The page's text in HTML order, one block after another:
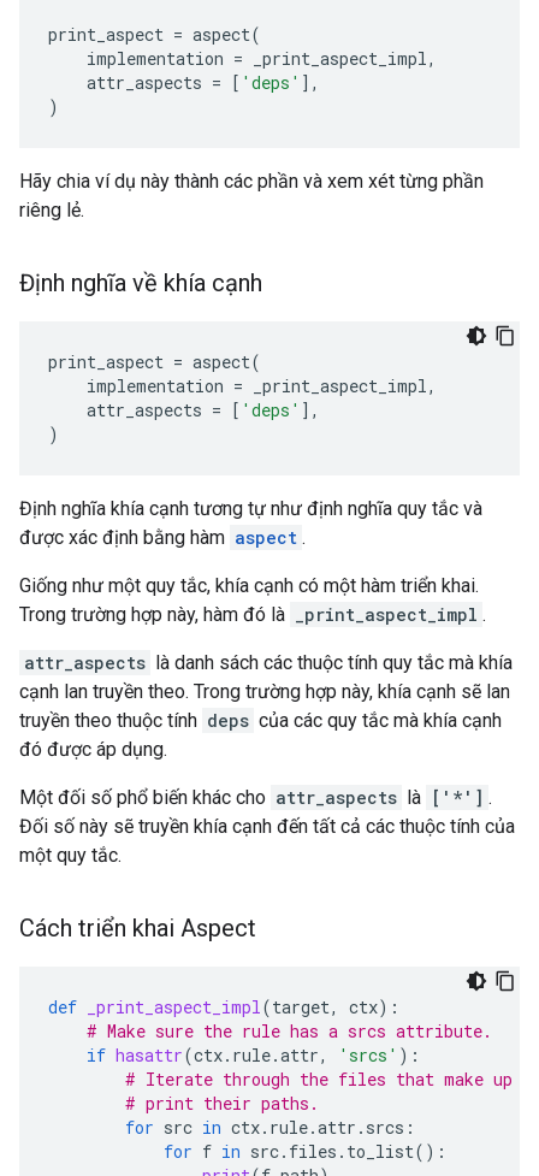
print_aspect = aspect(
implementation = _print_aspect_impl,
attr_aspects = [ 'deps' ],
)
Hãy chia ví dụ này thành các phần và xem xét từng phần
riêng lẻ.
Định nghĩa về khía cạnh
print_aspect = aspect(
implementation = _print_aspect_impl,
attr_aspects = [ 'deps' ],
)
Định nghĩa khía cạnh tương tự như định nghĩa quy tắc và
được xác định bằng hàm aspect .
Giống như một quy tắc, khía cạnh có một hàm triển khai.
Trong trường hợp này, hàm đó là
_print_aspect_impl .
attr_aspects
là danh sách các thuộc tính quy tắc mà khía
cạnh lan truyền theo. Trong trường hợp này, khía cạnh sẽ lan
truyền theo thuộc tính deps của các quy tắc mà khía cạnh
đó được áp dụng.
Một đối số phổ biến khác cho attr_aspects là ['*'] .
Đối số này sẽ truyền khía cạnh đến tất cả các thuộc tính của
một quy tắc.
Cách triển khai Aspect
def _print_aspect_impl(target, ctx):
# Make sure the rule has a srcs attribute.
if hasattr(ctx. rule.attr, 'srcs' ):
# Iterate through the files that make up
# print their paths.
for src in ctx. rule.attr . srcs :
for f in src. files . to_list():